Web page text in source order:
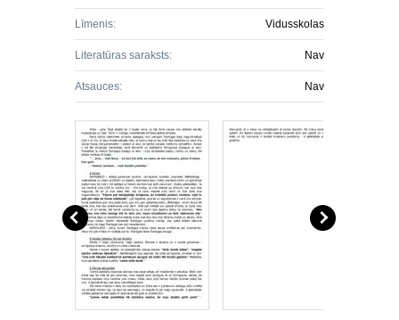
Līmenis: Vidusskolas
Literatūras saraksts: Nav
Atsauces: Nav